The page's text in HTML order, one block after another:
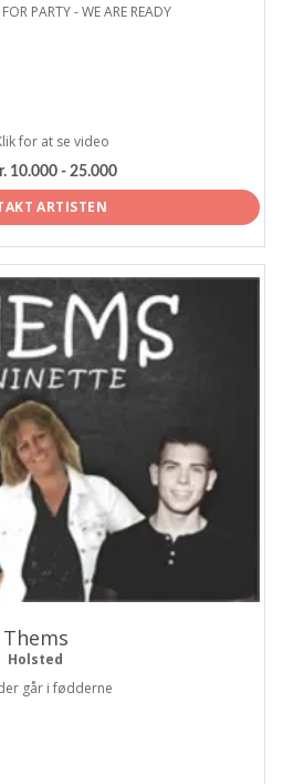
PARTY - WE ARE READY
for at se video
10.000 - 25.000
ARTISTEN
Thems
Holsted
går i fødderne